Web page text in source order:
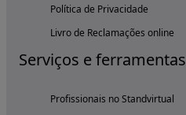
Política de Privacidade
Livro de Reclamações online
Serviços e ferramentas
Profissionais no Standvirtual